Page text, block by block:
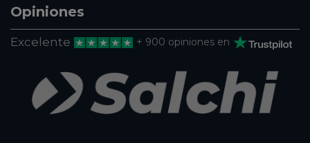
Opiniones
Excelente + 900 opiniones en